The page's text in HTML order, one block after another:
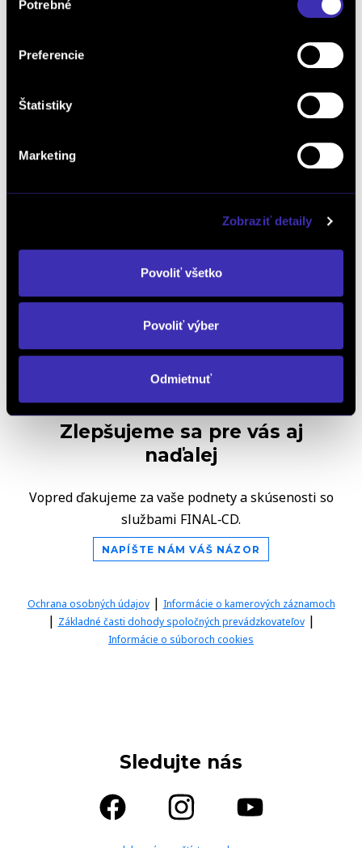
súhlasu
Potrebné
Preferencie
Štatistiky
Marketing
Zobraziť detaily
Povoliť všetko
Povoliť výber
Odmietnuť
Kalkulácia financovania
Výkup vozidiel
Zlepšujeme sa pre vás aj
naďalej
Vopred ďakujeme za vaše podnety a skúsenosti so
službami FINAL‑CD.
NAPÍŠTE NÁM VÁŠ NÁZOR
Ochrana osobných údajov| Informácie o kamerových záznamoch
| Základné časti dohody spoločných prevádzkovateľov|
Informácie o súboroch cookies
Sledujte nás